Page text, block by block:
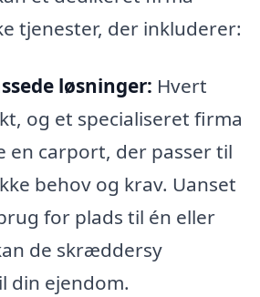
tjenester, der inkluderer:
løsninger: Hvert
og et specialiseret firma
en carport, der passer til
behov og krav. Uanset
for plads til én eller
de skræddersy
din ejendom.